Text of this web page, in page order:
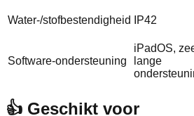
Water-/stofbestendigheid IP42
Software-ondersteuning
iPadOS,
lange
👍 Geschikt voor